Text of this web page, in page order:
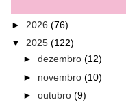
► 2026 (76)
▼ 2025 (122)
► dezembro (12)
► novembro (10)
► outubro (9)